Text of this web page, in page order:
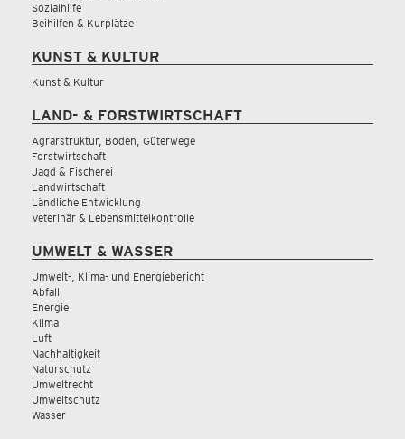
Sozialhilfe
Beihilfen & Kurplätze
KUNST & KULTUR
Kunst & Kultur
LAND- & FORSTWIRTSCHAFT
Agrarstruktur, Boden, Güterwege
Forstwirtschaft
Jagd & Fischerei
Landwirtschaft
Ländliche Entwicklung
Veterinär & Lebensmittelkontrolle
UMWELT & WASSER
Umwelt-, Klima- und Energiebericht
Abfall
Energie
Klima
Luft
Nachhaltigkeit
Naturschutz
Umweltrecht
Umweltschutz
Wasser